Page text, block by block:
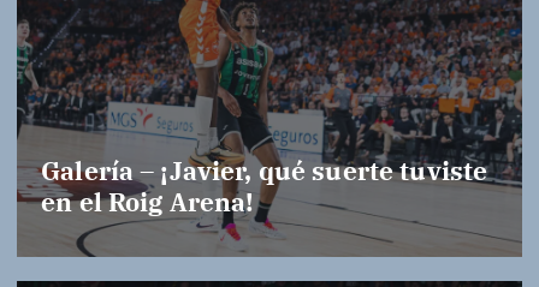
Galería – ¡Javier, qué suerte tuviste
en el Roig Arena!